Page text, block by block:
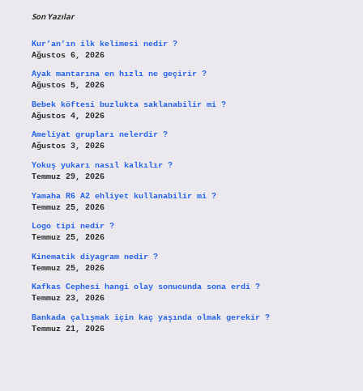
Son Yazılar
Kur’an’ın ilk kelimesi nedir ?
Ağustos 6, 2026
Ayak mantarına en hızlı ne geçirir ?
Ağustos 5, 2026
Bebek köftesi buzlukta saklanabilir mi ?
Ağustos 4, 2026
Ameliyat grupları nelerdir ?
Ağustos 3, 2026
Yokuş yukarı nasıl kalkılır ?
Temmuz 29, 2026
Yamaha R6 A2 ehliyet kullanabilir mi ?
Temmuz 25, 2026
Logo tipi nedir ?
Temmuz 25, 2026
Kinematik diyagram nedir ?
Temmuz 25, 2026
Kafkas Cephesi hangi olay sonucunda sona erdi ?
Temmuz 23, 2026
Bankada çalışmak için kaç yaşında olmak gerekir ?
Temmuz 21, 2026